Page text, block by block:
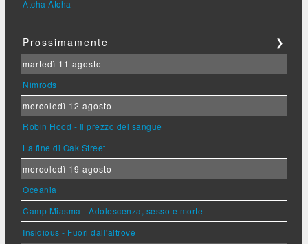
Atcha Atcha
Prossimamente ❯
martedì 11 agosto
Nimrods
mercoledì 12 agosto
Robin Hood - Il prezzo del sangue
La fine di Oak Street
mercoledì 19 agosto
Oceania
Camp Miasma - Adolescenza, sesso e morte
Insidious - Fuori dall'altrove